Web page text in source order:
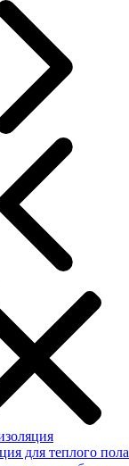
для теплого пола